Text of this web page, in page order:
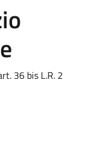
36 bis L.R. 2